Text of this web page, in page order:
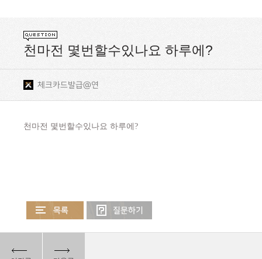
천마전 몇번할수있나요 하루에?
체크카드발급@연
천마전 몇번할수있나요 하루에?